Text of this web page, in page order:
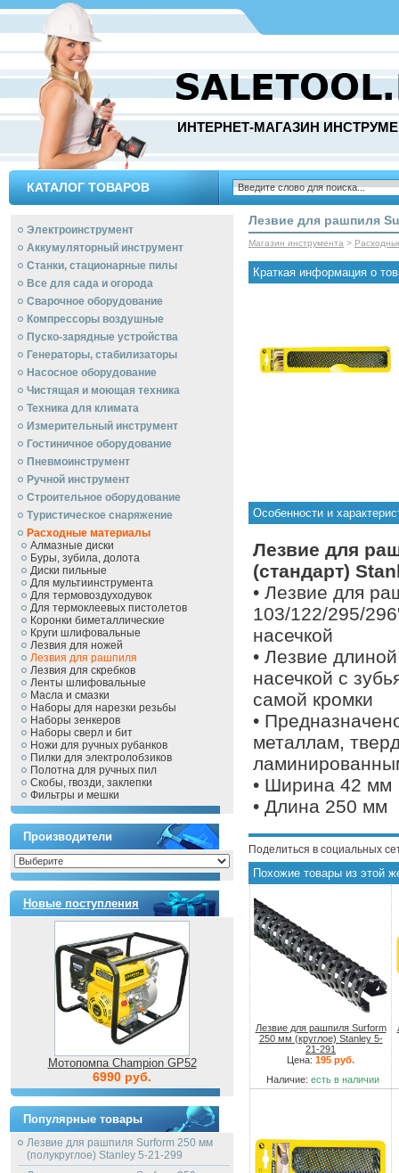
ИНТЕРНЕТ-МАГАЗИН
КАТАЛОГ ТОВАРОВ
Электроинструмент
Аккумуляторный инструмент
Станки, стационарные пилы
Все для сада и огорода
Сварочное оборудование
Компрессоры воздушные
Пуско-зарядные устройства
Генераторы, стабилизаторы
Насосное оборудование
Чистящая и моющая техника
Техника для климата
Измерительный инструмент
Гостиничное оборудование
Пневмоинструмент
Ручной инcтрумент
Строительное оборудование
Туристическое снаряжение
Расходные материалы
Алмазные диски
Буры, зубила, долота
Диски пильные
Для мультиинструмента
Для термовоздуходувок
Для термоклеевых пистолетов
Коронки биметаллические
Круги шлифовальные
Лезвия для ножей
Лезвия для рашпиля
Лезвия для скребков
Ленты шлифовальные
Масла и смазки
Наборы для нарезки резьбы
Наборы зенкеров
Наборы сверл и бит
Ножи для ручных рубанков
Пилки для электролобзиков
Полотна для ручных пил
Скобы, гвозди, заклепки
Фильтры и мешки
Производители
Новые поступления
Мотопомпа Champion GP52
6990 руб.
Популярные товары
Лезвие для рашпиля Surform 250 мм
(полукруглое) Stanley 5-21-299
Лезвие для рашпиля
Магазин инструмента >
Краткая информация о
Особенности и
Лезвие для
(стандарт)
• Лезвие для
103/122/295/
насечкой
• Лезвие
насечкой с
самой кромки
•
металлам,
• Ширина 42 мм
• Длина 250 мм
Поделиться в социальных
Похожие товары из этой
Лезвие для рашпиля Surform
250 мм (круглое) Stanley 5-
21-291
Цена: 195 руб.
Наличие: есть в наличии